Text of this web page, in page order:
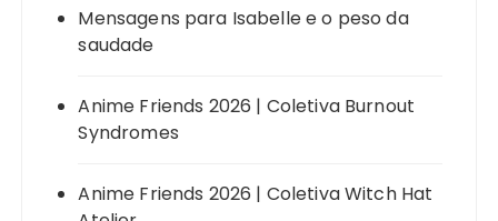
Mensagens para Isabelle e o peso da
saudade
Anime Friends 2026 | Coletiva Burnout
Syndromes
Anime Friends 2026 | Coletiva Witch Hat